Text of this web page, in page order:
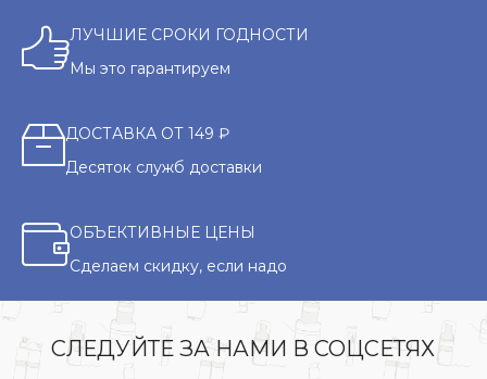
ЛУЧШИЕ СРОКИ ГОДНОСТИ
Мы это гарантируем
ДОСТАВКА ОТ 149 ₽
Десяток служб доставки
ОБЪЕКТИВНЫЕ ЦЕНЫ
Сделаем скидку, если надо
СЛЕДУЙТЕ ЗА НАМИ В СОЦСЕТЯХ